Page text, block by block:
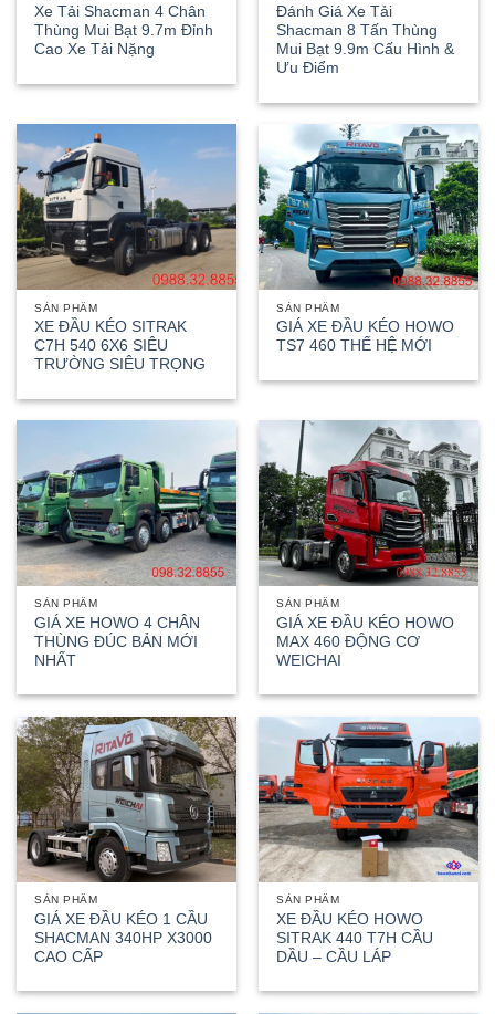
Xe Tải Shacman 4 Chân
Thùng Mui Bạt 9.7m Đỉnh
Cao Xe Tải Nặng
Đánh Giá Xe Tải
Shacman 8 Tấn Thùng
Mui Bạt 9.9m Cấu Hình &
Ưu Điểm
SẢN PHẨM
XE ĐẦU KÉO SITRAK
C7H 540 6X6 SIÊU
TRƯỜNG SIÊU TRỌNG
SẢN PHẨM
GIÁ XE ĐẦU KÉO HOWO
TS7 460 THẾ HỆ MỚI
SẢN PHẨM
GIÁ XE HOWO 4 CHÂN
THÙNG ĐÚC BẢN MỚI
NHẤT
SẢN PHẨM
GIÁ XE ĐẦU KÉO HOWO
MAX 460 ĐỘNG CƠ
WEICHAI
SẢN PHẨM
GIÁ XE ĐẦU KÉO 1 CẦU
SHACMAN 340HP X3000
CAO CẤP
SẢN PHẨM
XE ĐẦU KÉO HOWO
SITRAK 440 T7H CẦU
DẦU – CẦU LÁP